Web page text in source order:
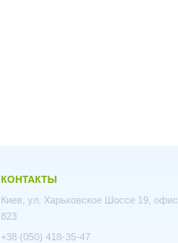
КОНТАКТЫ
Киев, ул. Харьковское Шоссе 19, офис
823
+38 (050) 418-35-47